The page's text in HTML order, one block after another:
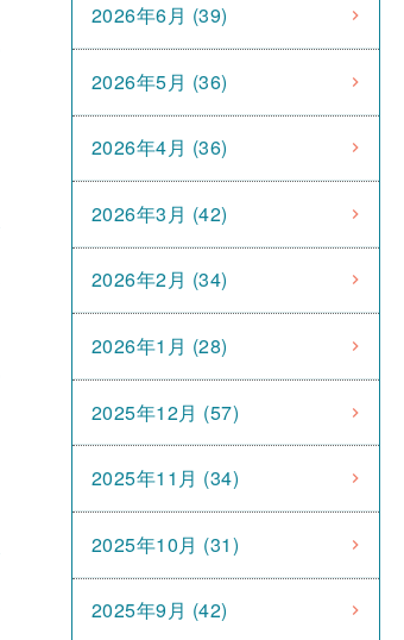
2026年6月 (39)
2026年5月 (36)
2026年4月 (36)
2026年3月 (42)
2026年2月 (34)
2026年1月 (28)
2025年12月 (57)
2025年11月 (34)
2025年10月 (31)
2025年9月 (42)